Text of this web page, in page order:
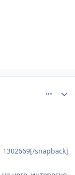
1302669[/snapback]